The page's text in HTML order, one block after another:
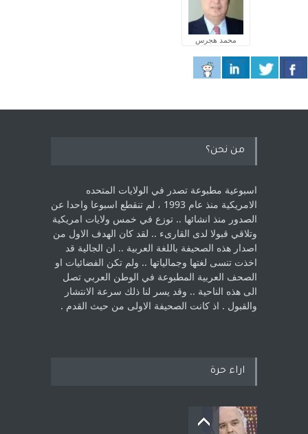
محمد هجرس
من نحن؟
اسبوعية مطبوعة تصدر في الولايات المتحده
الامريكية منذ عام 1993 ، لم ‏تنقطع اسبوعا واحدا عن
الصدور منذ انشائها .. توزع في خمس ولايات امريكية
‏وتلاقي قبولا لدى القارىء ..‏ لقد كان الهدف الاول من
اصدار هذه الصحيفة باللغة العربية .. ان الجالية قد
اخذت ‏تنسى لغتها وجمالياتها .. ولم تكن الفضائيات او
الصحف العربية المطبوعة في الوطن ‏العربي تصل
الى هذه الناحية .. وقد يسر لنا ذلك سرعة الانتشار
والقبول . اذ كانت ‏الصحيفة الاولى من حيث القدم . ‏
اراء حرة